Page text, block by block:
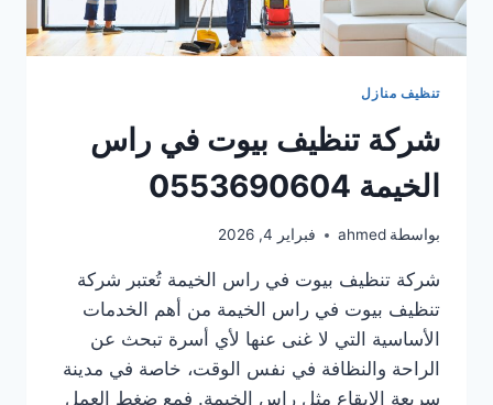
تنظيف منازل
شركة تنظيف بيوت في راس
الخيمة 0553690604
بواسطة ahmed فبراير 4, 2026
شركة تنظيف بيوت في راس الخيمة تُعتبر شركة
تنظيف بيوت في راس الخيمة من أهم الخدمات
الأساسية التي لا غنى عنها لأي أسرة تبحث عن
الراحة والنظافة في نفس الوقت، خاصة في مدينة
سريعة الإيقاع مثل راس الخيمة. فمع ضغط العمل